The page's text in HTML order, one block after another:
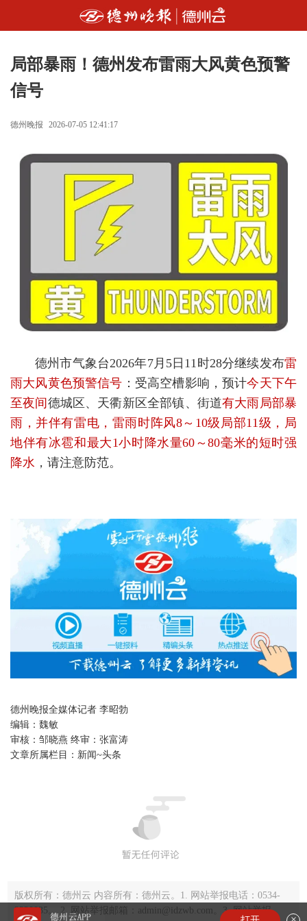
局部暴雨！德州发布雷雨大风黄色预警
信号
德州晚报 2026-07-05 12:41:17
德州市气象台2026年7月5日11时28分继续发布雷
雨大风黄色预警信号 ：受高空槽影响，预计今天下午
至夜间 德城区、天衢新区全部镇、街道有大雨局部暴
雨，并伴有雷电，雷雨时阵风8～10级局部11级，局
地伴有冰雹和最大1小时降水量60～80毫米的短时强
降水 ，请注意防范。
德州晚报全媒体记者 李昭勃
编辑： 魏敏
审核： 邹晓燕 终审：张富涛
文章所属栏目： 新闻~头条
版权所有：德州云 内容所有：德州云。1. 网站举报电话：0534-
2220035。 2. 网站举报邮箱：admin@idzwb.com。3. 网站举报